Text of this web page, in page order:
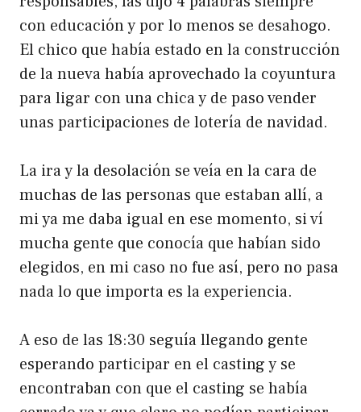
con educación y por lo menos se desahogo.
El chico que había estado en la construcción
de la nueva había aprovechado la coyuntura
para ligar con una chica y de paso vender
unas participaciones de lotería de navidad.
La ira y la desolación se veía en la cara de
muchas de las personas que estaban allí, a
mi ya me daba igual en ese momento, si ví
mucha gente que conocía que habían sido
elegidos, en mi caso no fue así, pero no pasa
nada lo que importa es la experiencia.
A eso de las 18:30 seguía llegando gente
esperando participar en el casting y se
encontraban con que el casting se había